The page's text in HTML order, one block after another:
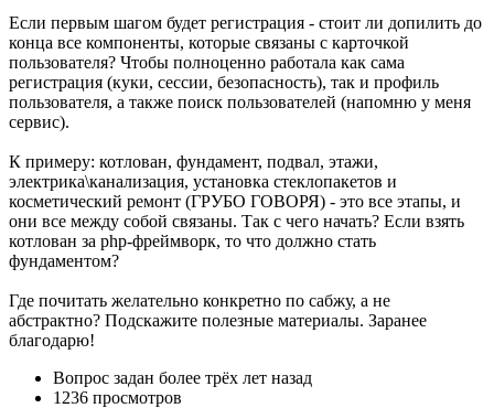
Если первым шагом будет регистрация - стоит ли допилить до
конца все компоненты, которые связаны с карточкой
пользователя? Чтобы полноценно работала как сама
регистрация (куки, сессии, безопасность), так и профиль
пользователя, а также поиск пользователей (напомню у меня
сервис).
К примеру: котлован, фундамент, подвал, этажи,
электрика\канализация, установка стеклопакетов и
косметический ремонт (ГРУБО ГОВОРЯ) - это все этапы, и
они все между собой связаны. Так с чего начать? Если взять
котлован за php-фреймворк, то что должно стать
фундаментом?
Где почитать желательно конкретно по сабжу, а не
абстрактно? Подскажите полезные материалы. Заранее
благодарю!
Вопрос задан более трёх лет назад
1236 просмотров